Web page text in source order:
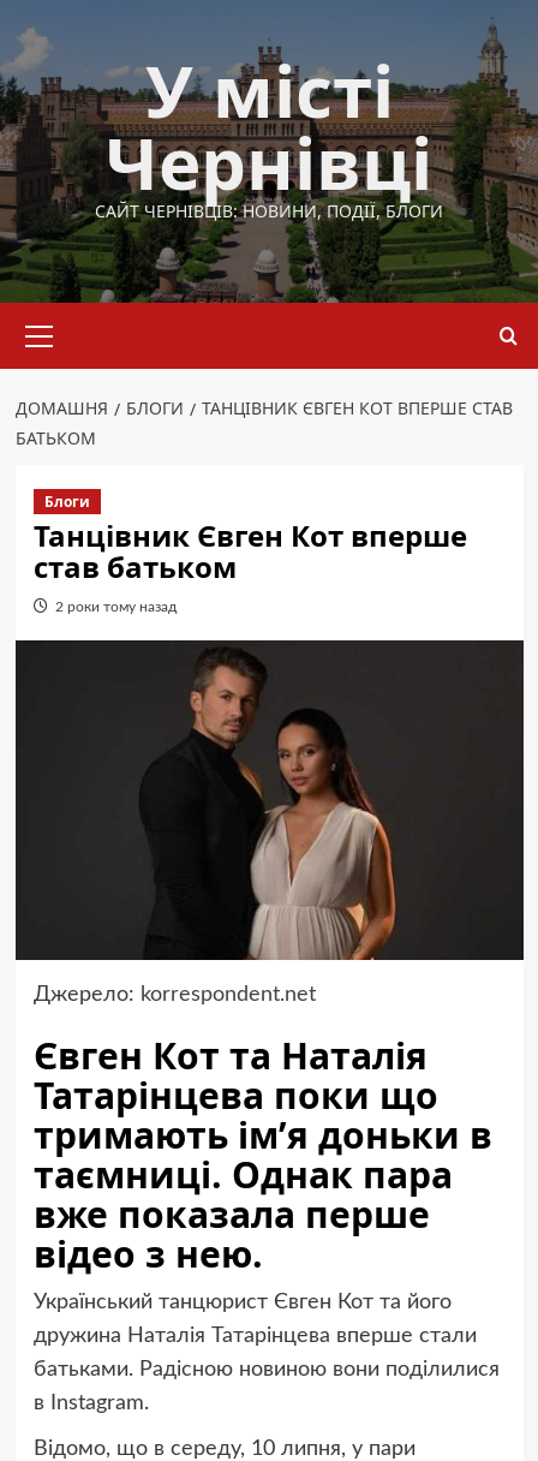
до
вмісту
У місті
Чернівці
САЙТ ЧЕРНІВЦІВ: НОВИНИ, ПОДІЇ, БЛОГИ
меню
ДОМАШНЯ БЛОГИ
ТАНЦІВНИК ЄВГЕН КОТ ВПЕРШЕ СТАВ
БАТЬКОМ
Блоги
Танцівник Євген Кот вперше
став батьком
2 роки тому назад
Джерело: korrespondent.net
Євген Кот та Наталія
Татарінцева поки що
тримають ім’я доньки в
таємниці. Однак пара
вже показала перше
відео з нею.
Український танцюрист Євген Кот та його
дружина Наталія Татарінцева вперше стали
батьками. Радісною новиною вони поділилися
в Instagram.
Відомо, що в середу, 10 липня, у пари